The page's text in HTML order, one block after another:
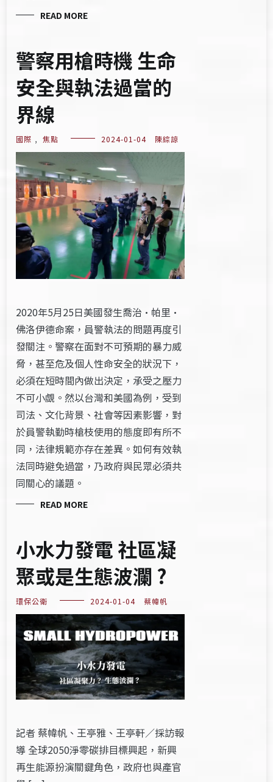
READ MORE
警察用槍時機 生命
安全與執法過當的
界線
國際 , 焦點 2024-01-04 陳綜諒
2020年5月25日美國發生喬治·帕里·
佛洛伊德命案，員警執法的問題再度引
發關注。警察在面對不可預期的暴力威
脅，甚至危及個人性命安全的狀況下，
必須在短時間內做出決定，承受之壓力
不可小覷。然以台灣和美國為例，受到
司法、文化背景、社會等因素影響，對
於員警執勤時槍枝使用的態度即有所不
同，法律規範亦存在差異。如何有效執
法同時避免過當，乃政府與民眾必須共
同關心的議題。
READ MORE
小水力發電 社區凝
聚或是生態波瀾 ?
環保公衛 2024-01-04 蔡幃帆
記者 蔡幃帆、王亭雅、王亭軒／採訪報
導 全球2050淨零碳排目標興起，新興
再生能源扮演關鍵角色，政府也與產官